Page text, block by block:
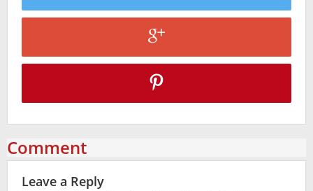
Comment
Leave a Reply